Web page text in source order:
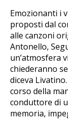
Emozionanti i
proposti dal
alle canzoni
Antonello,
un’atmosfera
chiederanno
diceva
corso della
conduttore di
memoria,